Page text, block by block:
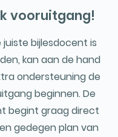
vooruitgang!
juiste bijlesdocent is
kan aan de hand
ondersteuning de
beginnen. De
begint graag direct
gedegen plan van